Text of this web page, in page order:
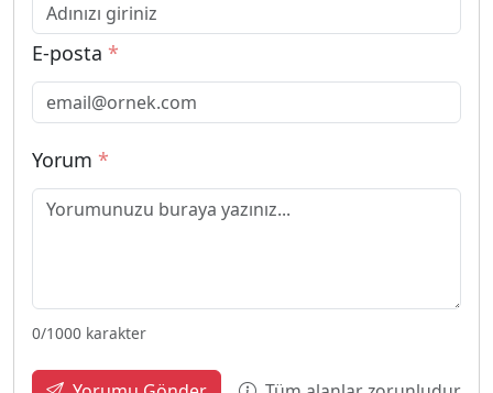
E-posta *
Yorum *
0/1000 karakter